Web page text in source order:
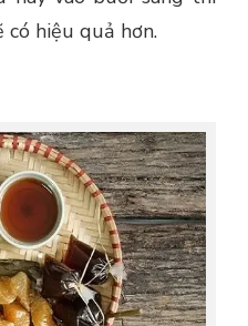
có hiệu quả hơn.